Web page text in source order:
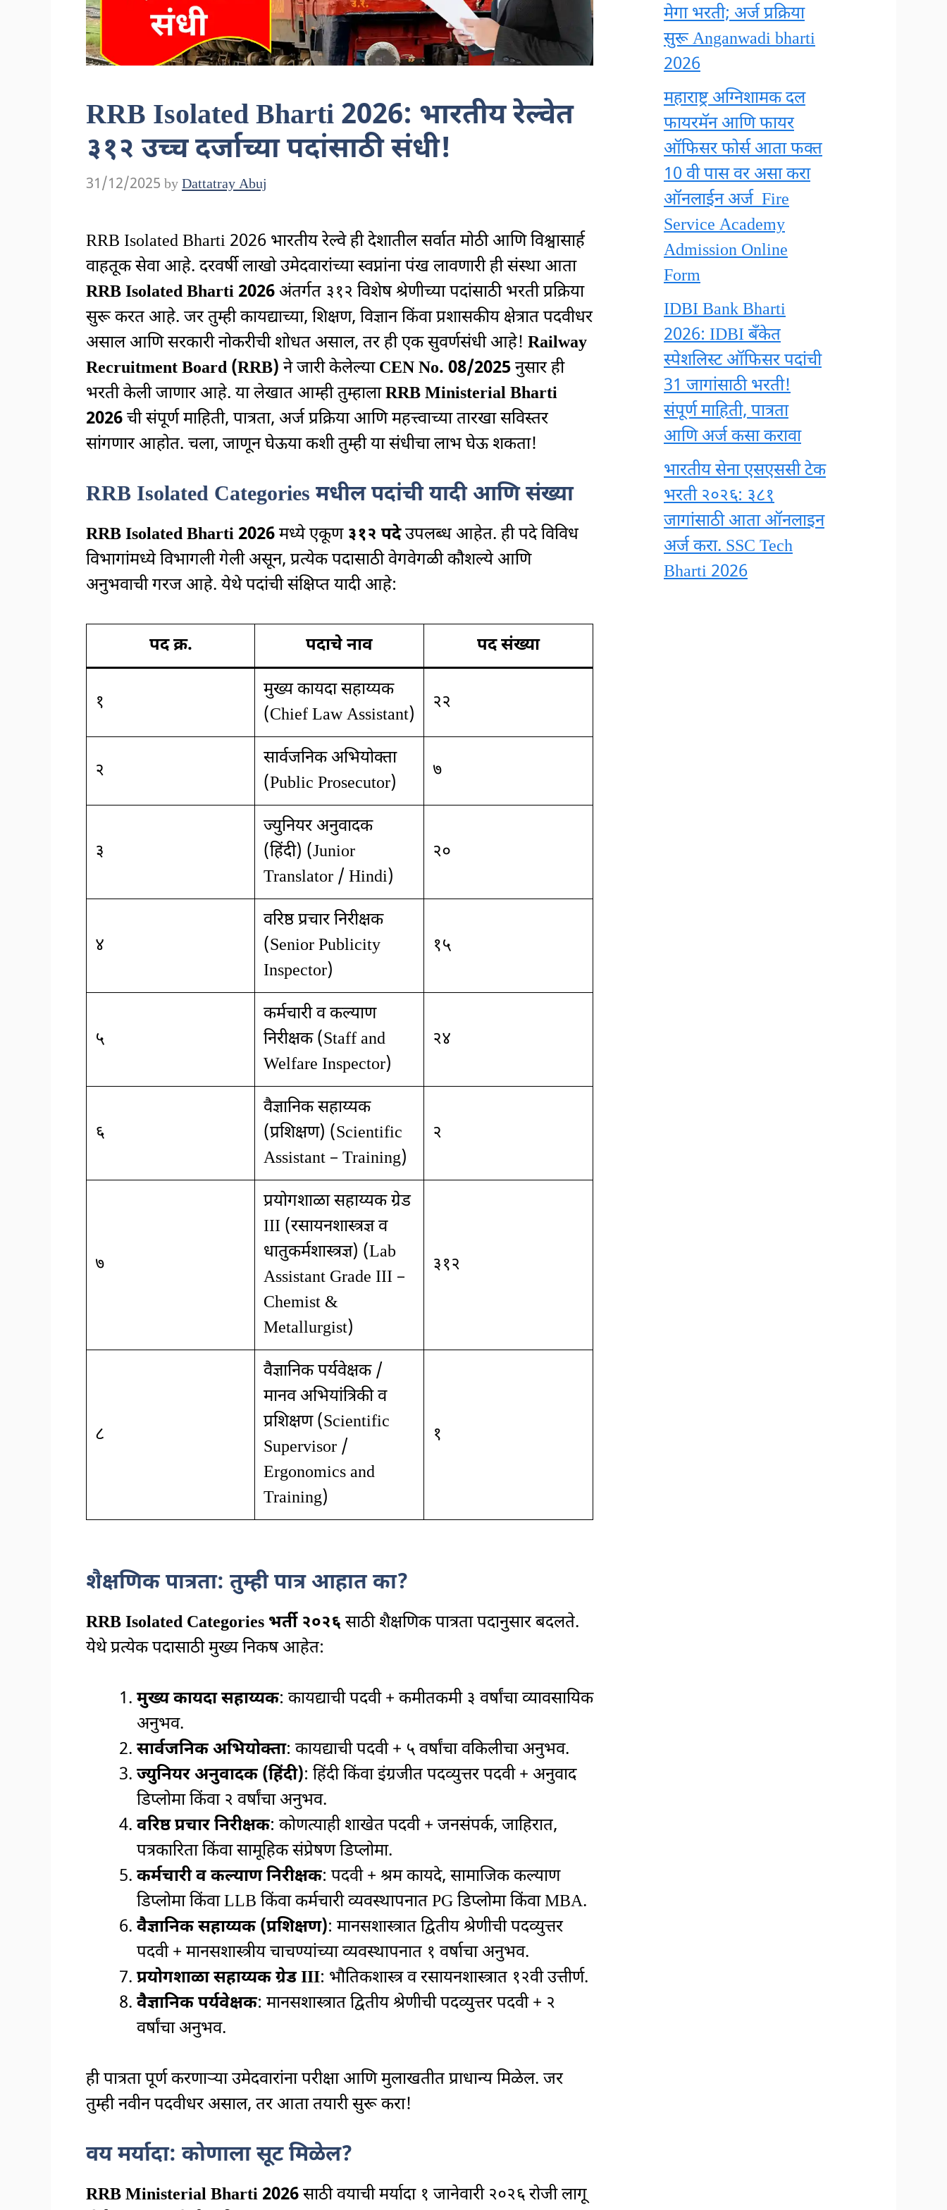
RRB Isolated Bharti 2026: भारतीय रेल्वेत
३१२ उच्च दर्जाच्या पदांसाठी संधी!
31/12/2025 byDattatray Abuj
RRB Isolated Bharti 2026 भारतीय रेल्वे ही देशातील सर्वात मोठी आणि विश्वासार्ह
वाहतूक सेवा आहे. दरवर्षी लाखो उमेदवारांच्या स्वप्नांना पंख लावणारी ही संस्था आता
RRB Isolated Bharti 2026 अंतर्गत ३१२ विशेष श्रेणीच्या पदांसाठी भरती प्रक्रिया
सुरू करत आहे. जर तुम्ही कायद्याच्या, शिक्षण, विज्ञान किंवा प्रशासकीय क्षेत्रात पदवीधर
असाल आणि सरकारी नोकरीची शोधत असाल, तर ही एक सुवर्णसंधी आहे! Railway
Recruitment Board (RRB) ने जारी केलेल्याCEN No. 08/2025नुसार ही
भरती केली जाणार आहे. या लेखात आम्ही तुम्हालाRRB Ministerial Bharti
2026ची संपूर्ण माहिती, पात्रता, अर्ज प्रक्रिया आणि महत्त्वाच्या तारखा सविस्तर
सांगणार आहोत. चला, जाणून घेऊया कशी तुम्ही या संधीचा लाभ घेऊ शकता!
RRB Isolated Categories मधील पदांची यादी आणि संख्या
RRB Isolated Bharti 2026मध्ये एकूण ३१२ पदेउपलब्ध आहेत. ही पदे विविध
विभागांमध्ये विभागली गेली असून, प्रत्येक पदासाठी वेगवेगळी कौशल्ये आणि
अनुभवाची गरज आहे. येथे पदांची संक्षिप्त यादी आहे:
पद क्र. पदाचे नाव पद संख्या
१
मुख्य कायदा सहाय्यक
(Chief Law Assistant)
२२
२
सार्वजनिक अभियोक्ता
(Public Prosecutor)
७
३
ज्युनियर अनुवादक
(हिंदी) (Junior
Translator / Hindi)
२०
४
वरिष्ठ प्रचार निरीक्षक
(Senior Publicity
Inspector)
१५
५
कर्मचारी व कल्याण
निरीक्षक (Staff and
Welfare Inspector)
२४
६
वैज्ञानिक सहाय्यक
(प्रशिक्षण) (Scientific
Assistant – Training)
२
७
प्रयोगशाळा सहाय्यक ग्रेड
III (रसायनशास्त्रज्ञ व
धातुकर्मशास्त्रज्ञ) (Lab
Assistant Grade III –
Chemist &
Metallurgist)
३१२
८
वैज्ञानिक पर्यवेक्षक /
मानव अभियांत्रिकी व
प्रशिक्षण (Scientific
Supervisor /
Ergonomics and
Training)
१
शैक्षणिक पात्रता: तुम्ही पात्र आहात का?
RRB Isolated Categories भर्ती २०२६साठी शैक्षणिक पात्रता पदानुसार बदलते.
येथे प्रत्येक पदासाठी मुख्य निकष आहेत:
मुख्य कायदा सहाय्यक: कायद्याची पदवी + कमीतकमी ३ वर्षांचा व्यावसायिक
अनुभव.
सार्वजनिक अभियोक्ता: कायद्याची पदवी + ५ वर्षांचा वकिलीचा अनुभव.
ज्युनियर अनुवादक (हिंदी): हिंदी किंवा इंग्रजीत पदव्युत्तर पदवी + अनुवाद
डिप्लोमा किंवा २ वर्षांचा अनुभव.
वरिष्ठ प्रचार निरीक्षक: कोणत्याही शाखेत पदवी + जनसंपर्क, जाहिरात,
पत्रकारिता किंवा सामूहिक संप्रेषण डिप्लोमा.
कर्मचारी व कल्याण निरीक्षक: पदवी + श्रम कायदे, सामाजिक कल्याण
डिप्लोमा किंवा LLB किंवा कर्मचारी व्यवस्थापनात PG डिप्लोमा किंवा MBA.
वैज्ञानिक सहाय्यक (प्रशिक्षण): मानसशास्त्रात द्वितीय श्रेणीची पदव्युत्तर
पदवी + मानसशास्त्रीय चाचण्यांच्या व्यवस्थापनात १ वर्षाचा अनुभव.
प्रयोगशाळा सहाय्यक ग्रेड III: भौतिकशास्त्र व रसायनशास्त्रात १२वी उत्तीर्ण.
वैज्ञानिक पर्यवेक्षक: मानसशास्त्रात द्वितीय श्रेणीची पदव्युत्तर पदवी + २
वर्षांचा अनुभव.
ही पात्रता पूर्ण करणाऱ्या उमेदवारांना परीक्षा आणि मुलाखतीत प्राधान्य मिळेल. जर
तुम्ही नवीन पदवीधर असाल, तर आता तयारी सुरू करा!
वय मर्यादा: कोणाला सूट मिळेल?
RRB Ministerial Bharti 2026साठी वयाची मर्यादा १ जानेवारी २०२६ रोजी लागू
मेगा भरती; अर्ज प्रक्रिया
सुरू Anganwadi bharti
2026
महाराष्ट्र अग्निशामक दल
फायरमॅन आणि फायर
ऑफिसर फोर्स आता फक्त
10 वी पास वर असा करा
ऑनलाईन अर्ज Fire
Service Academy
Admission Online
Form
IDBI Bank Bharti
2026: IDBI बँकेत
स्पेशलिस्ट ऑफिसर पदांची
31 जागांसाठी भरती!
संपूर्ण माहिती, पात्रता
आणि अर्ज कसा करावा
भारतीय सेना एसएससी टेक
भरती २०२६: ३८१
जागांसाठी आता ऑनलाइन
अर्ज करा. SSC Tech
Bharti 2026